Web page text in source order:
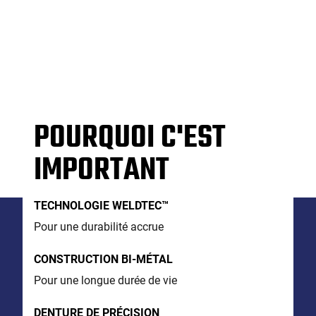
POURQUOI C'EST
IMPORTANT
TECHNOLOGIE WELDTEC™
Pour une durabilité accrue
CONSTRUCTION BI-MÉTAL
Pour une longue durée de vie
DENTURE DE PRÉCISION